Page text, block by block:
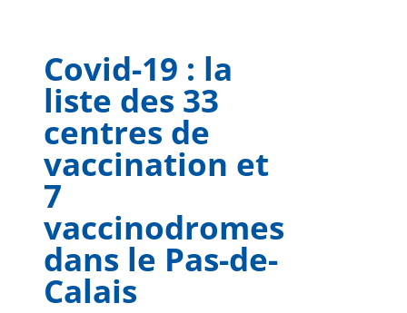
Covid-19 : la
liste des 33
centres de
vaccination et
7
vaccinodromes
dans le Pas-de-
Calais